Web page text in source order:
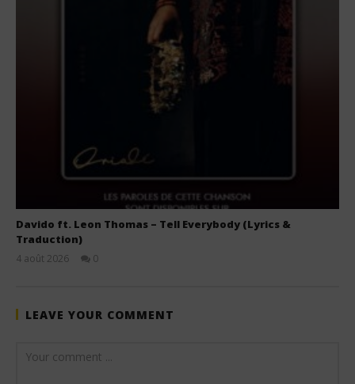
Davido ft. Leon Thomas – Tell Everybody (Lyrics &
Traduction)
4 août 2026
0
LEAVE YOUR COMMENT